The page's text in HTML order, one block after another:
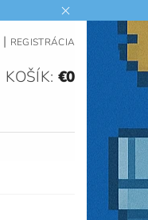
| REGISTRÁCIA
KOŠÍK: €0